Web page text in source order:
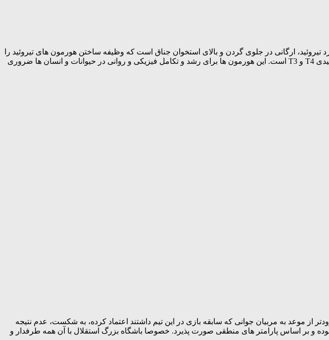
ارگانی در جلوی گردن و بالای استخوان جناق است که وظیفه ساختن هورمون‌ های تیروئید را
دارد، وجود این هورمون ‌ها در متابولیسم سلول ‌ها موثر است. ید یکی از اجزای متشکله هورمون های تیروئیدی T4 و T3 است. این هورمون ها برای رشد و تکامل فیزیکی و روانی در حیوانات و انسان ها ضروری
موعد به مربیان جوانی که سابقه بازی در این تیم داشتند اعتماد کرده، به شکست، عدم نتیجه
بر اساس پارامتر های منطقی صورت پذیرد. خصوصا باشگاه بزرگ استقلال با آن همه طرفدار و